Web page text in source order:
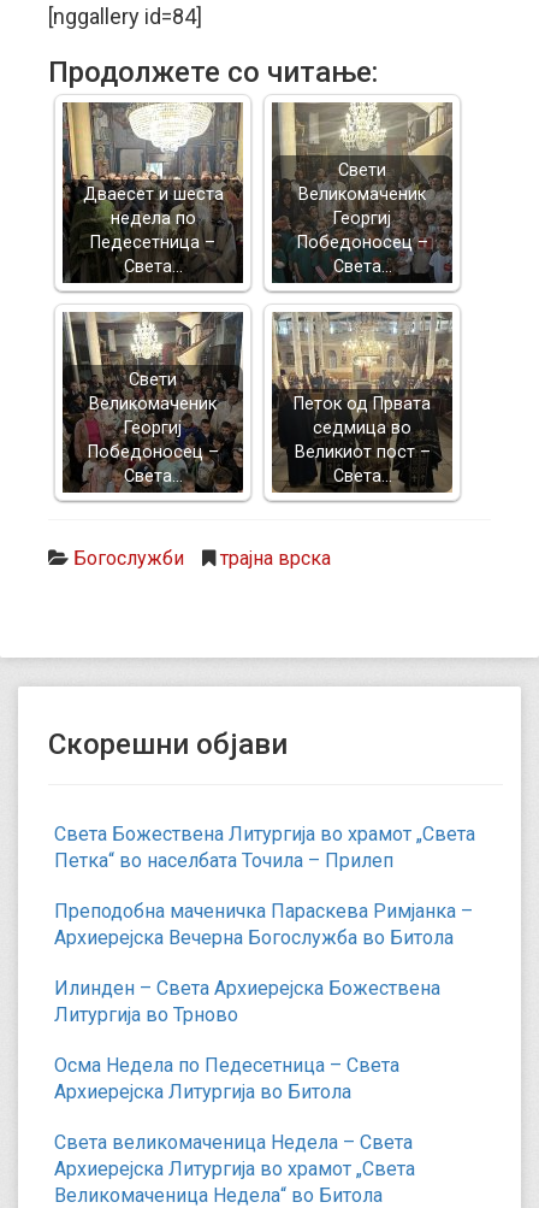
[nggallery id=84]
Продолжете со читање:
Дваесет и шеста
недела по
Педесетница –
Света…
Свети
Великомаченик
Георгиј
Победоносец –
Света…
Свети
Великомаченик
Георгиј
Победоносец –
Света…
Петок од Првата
седмица во
Великиот пост –
Света…
Богослужби трајна врска
Скорешни објави
Света Божествена Литургија во храмот „Света
Петка“ во населбата Точила – Прилеп
Преподобна маченичка Параскева Римјанка –
Архиерејска Вечерна Богослужба во Битола
Илинден – Света Архиерејска Божествена
Литургија во Трново
Осма Недела по Педесетница – Света
Архиерејска Литургија во Битола
Света великомаченица Недела – Света
Архиерејска Литургија во храмот „Света
Великомаченица Недела“ во Битола